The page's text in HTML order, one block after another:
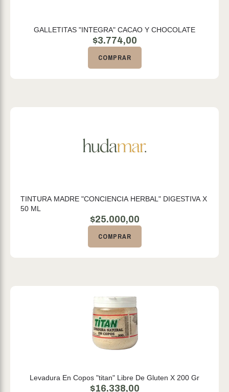
GALLETITAS "INTEGRA" CACAO Y CHOCOLATE
$3.774,00
COMPRAR
TINTURA MADRE "CONCIENCIA HERBAL" DIGESTIVA X
50 ML
$25.000,00
COMPRAR
Levadura En Copos "titan" Libre De Gluten X 200 Gr
$16.338,00